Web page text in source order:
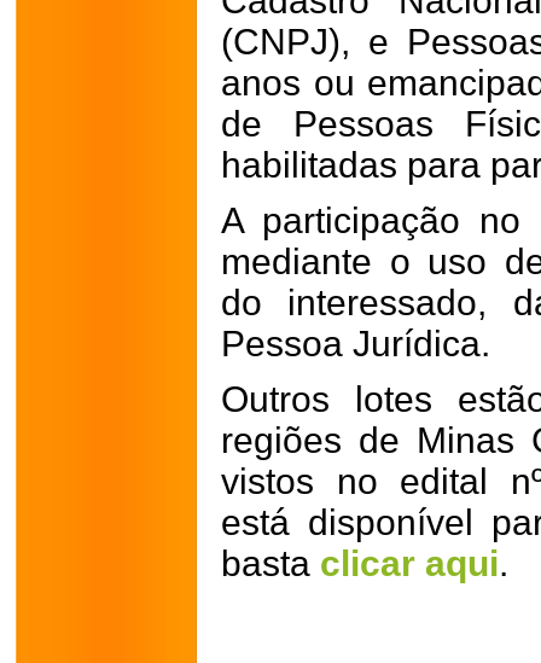
(CNPJ), e
anos ou
de Pessoas
habilitadas para
A participação
mediante o uso
do interessado,
Pessoa Jurídica.
Outros lotes
regiões de Minas
vistos no edital
está disponível
basta clicar aqui.